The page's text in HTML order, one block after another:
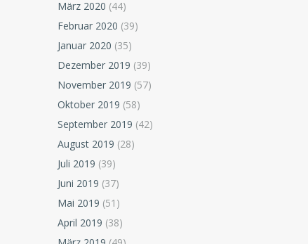
März 2020 (44)
Februar 2020 (39)
Januar 2020 (35)
Dezember 2019 (39)
November 2019 (57)
Oktober 2019 (58)
September 2019 (42)
August 2019 (28)
Juli 2019 (39)
Juni 2019 (37)
Mai 2019 (51)
April 2019 (38)